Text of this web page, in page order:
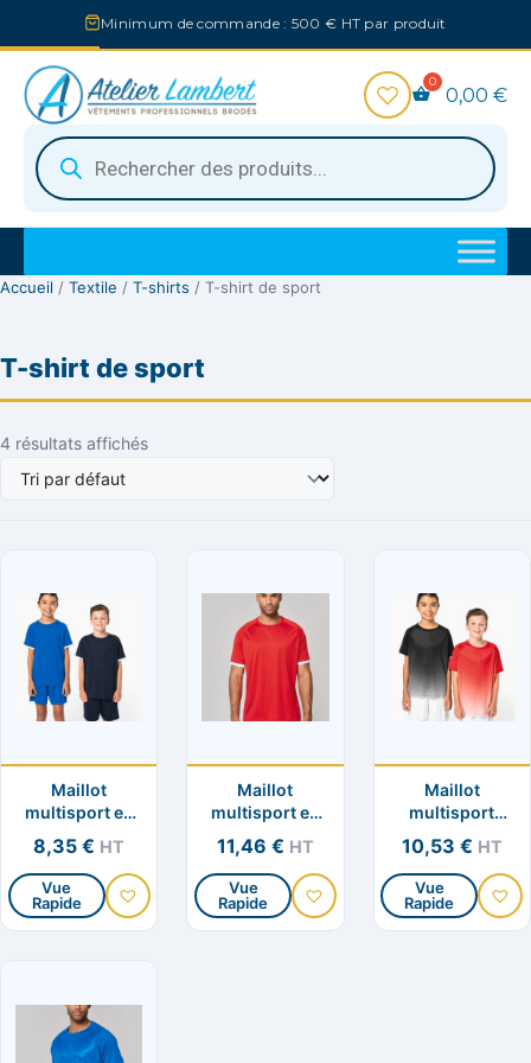
au
contenu
Minimum de commande : 500 € HT par produit
Recherche
de
produits
0,00 €
Accueil / Textile / T-shirts / T-shirt de sport
T-shirt de sport
4 résultats affichés
Maillot
multisport en
polyester
enfant
8,35€ HT
Ce
produit
variations.
Les
Vue
Rapide
Maillot
multisport en
polyester
unisexe
11,46 € HT
Ce
produit
Vue
Rapide
Maillot
multisport
polyester
sublimé enfant
10,53 € HT
Ce
produit
Vue
Rapide